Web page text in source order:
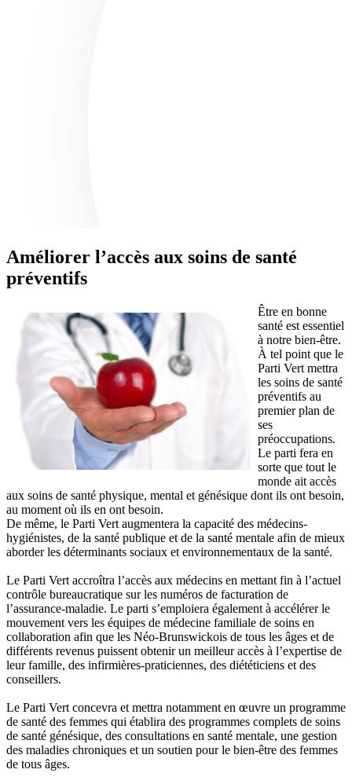
Améliorer l’accès aux soins de santé
préventifs
Être en bonne
santé est essentiel
à notre bien-être.
À tel point que le
Parti Vert mettra
les soins de santé
préventifs au
premier plan de
ses
préoccupations.
Le parti fera en
sorte que tout le
monde ait accès
aux soins de santé physique, mental et génésique dont ils ont besoin,
au moment où ils en ont besoin.
De même, le Parti Vert augmentera la capacité des médecins-
hygiénistes, de la santé publique et de la santé mentale afin de mieux
aborder les déterminants sociaux et environnementaux de la santé.
Le Parti Vert accroîtra l’accès aux médecins en mettant fin à l’actuel
contrôle bureaucratique sur les numéros de facturation de
l’assurance-maladie. Le parti s’emploiera également à accélérer le
mouvement vers les équipes de médecine familiale de soins en
collaboration afin que les Néo-Brunswickois de tous les âges et de
différents revenus puissent obtenir un meilleur accès à l’expertise de
leur famille, des infirmières-praticiennes, des diététiciens et des
conseillers.
Le Parti Vert concevra et mettra notamment en œuvre un programme
de santé des femmes qui établira des programmes complets de soins
de santé génésique, des consultations en santé mentale, une gestion
des maladies chroniques et un soutien pour le bien-être des femmes
de tous âges.